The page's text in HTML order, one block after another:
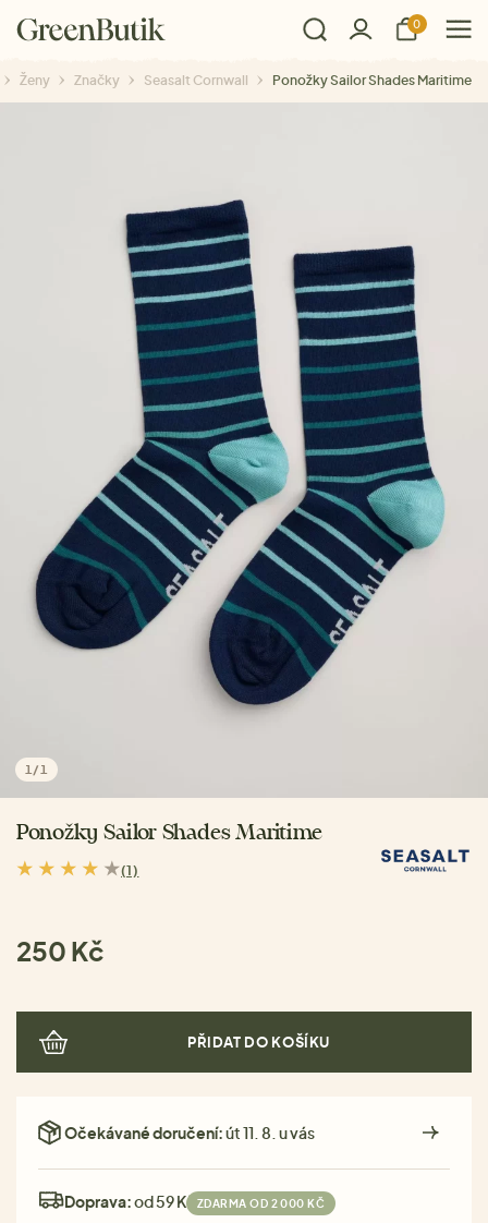
0
Ženy Značky Seasalt Cornwall Ponožky Sailor Shades Maritime
1 / 1
Ponožky Sailor Shades Maritime
(1)
250 Kč
PŘIDAT DO KOŠÍKU
Očekávané doručení:út 11. 8. u vás
Doprava:od 59 Kč ZDARMA OD 2 000 KČ